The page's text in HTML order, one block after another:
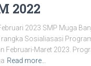
2022
2023 SMP Muga
Sosialiasasi
Februari-Maret 2023.
Read more…